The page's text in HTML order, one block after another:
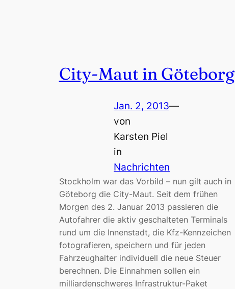
City-Maut in Göteborg
Jan. 2, 2013—
von
Karsten Piel
in
Nachrichten
Stockholm war das Vorbild – nun gilt auch in
Göteborg die City-Maut. Seit dem frühen
Morgen des 2. Januar 2013 passieren die
Autofahrer die aktiv geschalteten Terminals
rund um die Innenstadt, die Kfz-Kennzeichen
fotografieren, speichern und für jeden
Fahrzeughalter individuell die neue Steuer
berechnen. Die Einnahmen sollen ein
milliardenschweres Infrastruktur-Paket